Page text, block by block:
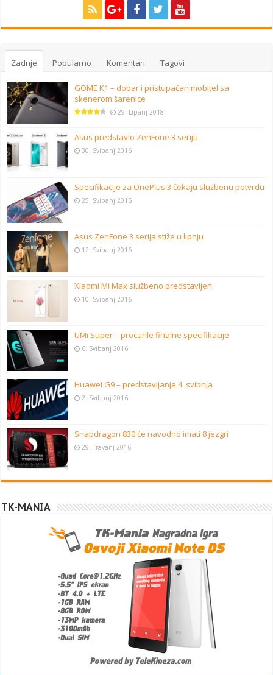
Zadnje Popularno Komentari Tagovi
GOME K1 – dobar i pristupačan mobitel sa
skenerom šarenice
29. Lipanj 2018
Asus predstavio ZenFone 3 seriju
30. Svibanj 2016
Specifikacije za OnePlus 3 čekaju službenu potvrdu
25. Svibanj 2016
Asus ZenFone 3 serija stiže u lipnju
12. Svibanj 2016
Xiaomi Mi Max službeno predstavljen
10. Svibanj 2016
UMi Super – procurile finalne specifikacije
6. Svibanj 2016
Huawei G9 – predstavljanje 4. svibnja
2. Svibanj 2016
Snapdragon 830 će navodno imati 8 jezgri
29. Travanj 2016
TK-MANIA